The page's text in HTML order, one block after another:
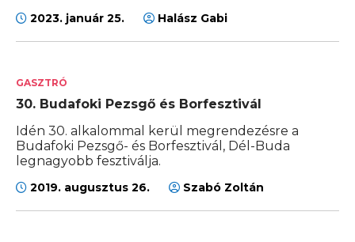
2023. január 25. Halász Gabi
GASZTRÓ
30. Budafoki Pezsgő és Borfesztivál
Idén 30. alkalommal kerül megrendezésre a
Budafoki Pezsgő- és Borfesztivál, Dél-Buda
legnagyobb fesztiválja.
2019. augusztus 26. Szabó Zoltán